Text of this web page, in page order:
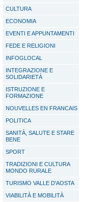
CULTURA
ECONOMIA
EVENTI E APPUNTAMENTI
FEDE E RELIGIONI
INFOGLOCAL
INTEGRAZIONE E
SOLIDARIETÀ
ISTRUZIONE E
FORMAZIONE
NOUVELLES EN FRANCAIS
POLITICA
SANITÀ, SALUTE E STARE
BENE
SPORT
TRADIZIONI E CULTURA
MONDO RURALE
TURISMO VALLE D'AOSTA
VIABILITÀ E MOBILITÀ